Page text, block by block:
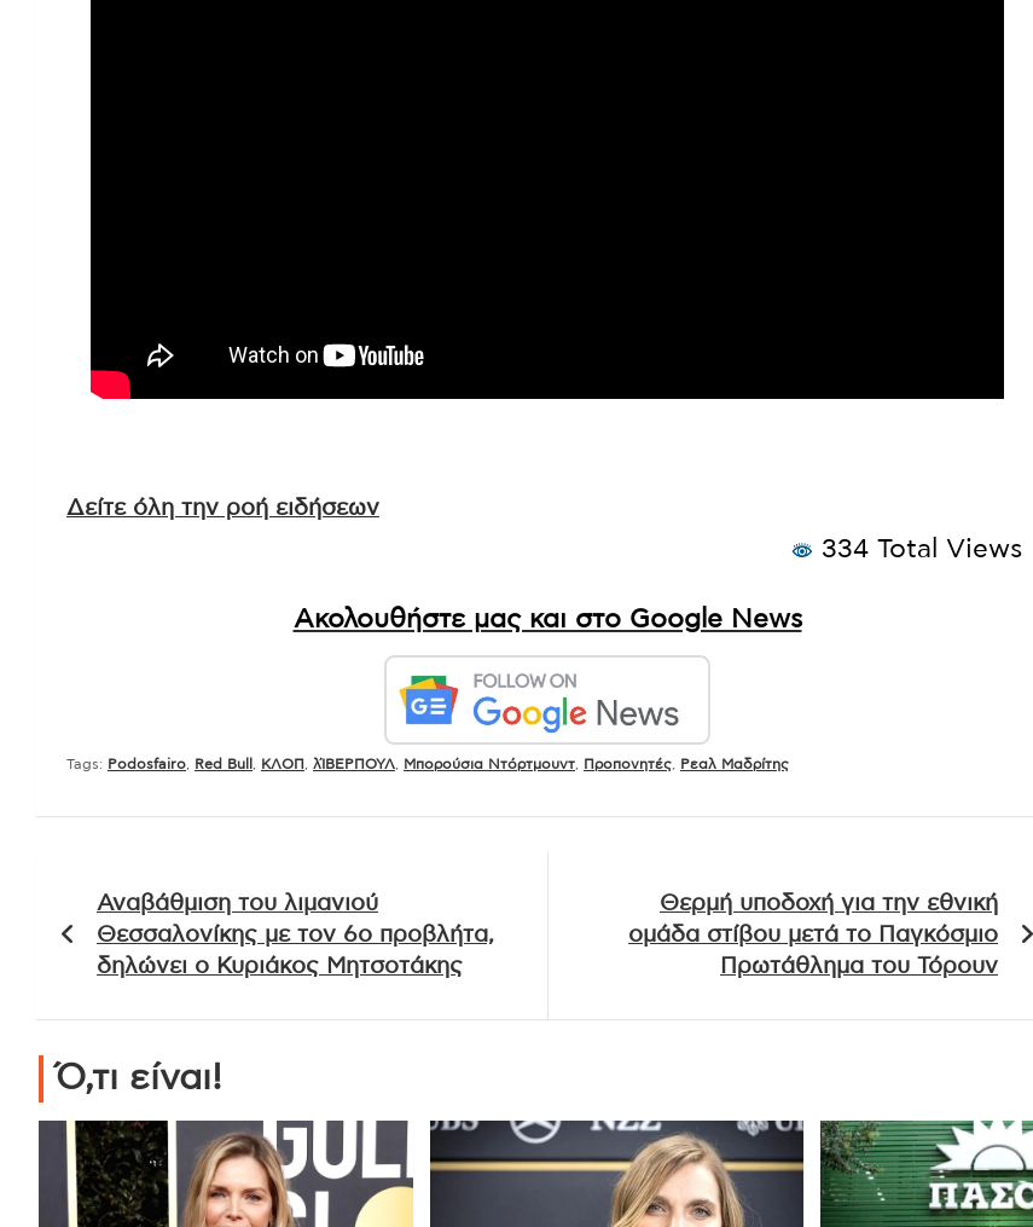
Δείτε όλη την ροή ειδήσεων
334 Total Views
Ακολουθήστε μας και στο Google News
Tags: Podosfairo Red Bull ΚΛΟΠ λΊΒΕΡΠΟΥΛ Μπορούσια Ντόρτμουντ Προπονητές Ρεαλ Μαδρίτης
άρθρων
Αναβάθμιση του λιμανιού
Θεσσαλονίκης με τον 6ο προβλήτα,
δηλώνει ο Κυριάκος Μητσοτάκης
Θερμή υποδοχή για την εθνική
ομάδα στίβου μετά το Παγκόσμιο
Πρωτάθλημα του Τόρουν
Ό,τι είναι!